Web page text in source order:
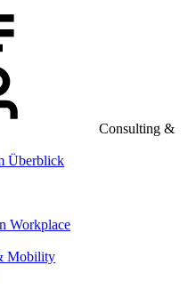
Consulting &
Überblick
Workplace
Mobility